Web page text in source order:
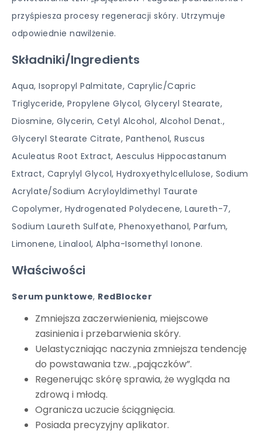
przyśpiesza procesy regeneracji skóry. Utrzymuje
odpowiednie nawilżenie.
Składniki/Ingredients
Aqua, Isopropyl Palmitate, Caprylic/Capric
Triglyceride, Propylene Glycol, Glyceryl Stearate,
Diosmine, Glycerin, Cetyl Alcohol, Alcohol Denat.,
Glyceryl Stearate Citrate, Panthenol, Ruscus
Aculeatus Root Extract, Aesculus Hippocastanum
Extract, Caprylyl Glycol, Hydroxyethylcellulose, Sodium
Acrylate/Sodium Acryloyldimethyl Taurate
Copolymer, Hydrogenated Polydecene, Laureth-7,
Sodium Laureth Sulfate, Phenoxyethanol, Parfum,
Limonene, Linalool, Alpha-Isomethyl Ionone.
Właściwości
Serum punktowe, RedBlocker
Zmniejsza zaczerwienienia, miejscowe
zasinienia i przebarwienia skóry.
Uelastyczniając naczynia zmniejsza tendencję
do powstawania tzw. „pajączków”.
Regenerując skórę sprawia, że wygląda na
zdrową i młodą.
Ogranicza uczucie ściągnięcia.
Posiada precyzyjny aplikator.